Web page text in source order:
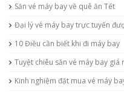
Săn vé máy bay về quê ăn Tết
Đại lý vé máy bay trực tuyến
10 Điều cần biết khi đi máy bay
Tuyệt chiêu săn vé máy bay giá
Kinh nghiệm đặt mua vé máy